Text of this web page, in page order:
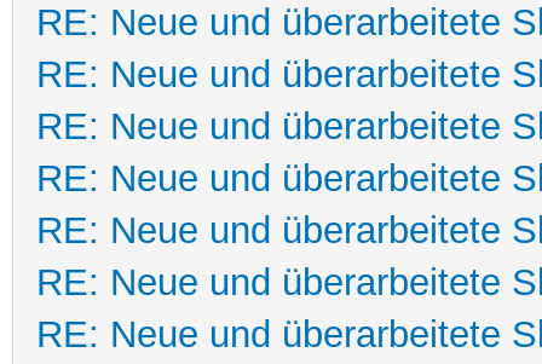
RE: Neue und überarbeitete
RE: Neue und überarbeitete
RE: Neue und überarbeitete
RE: Neue und überarbeitete
RE: Neue und überarbeitete
RE: Neue und überarbeitete
RE: Neue und überarbeitete